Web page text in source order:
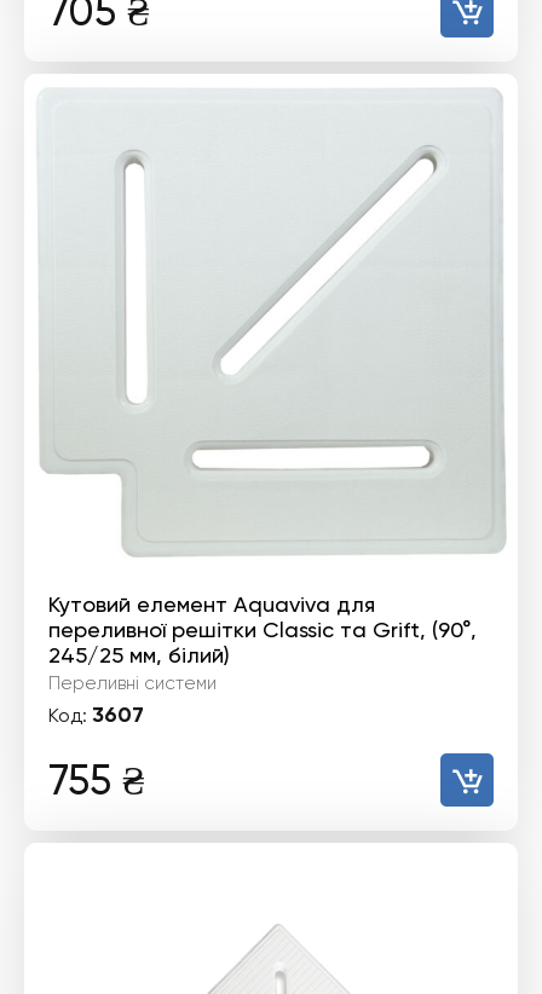
705 ₴
Кутовий елемент Aquaviva для
переливної решітки Classiс та Grift, (90°,
245/25 мм, білий)
Переливні системи
Код: 3607
755 ₴